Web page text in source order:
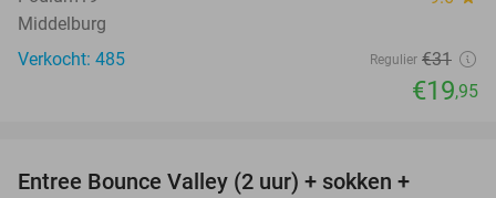
Middelburg
Verkocht: 485
Regulier €31
€19,95
Entree Bounce Valley (2 uur) + sokken +